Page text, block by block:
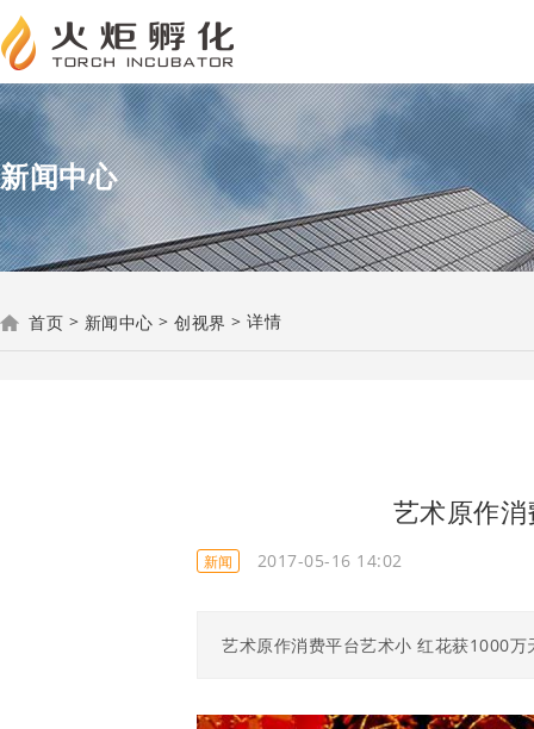
新闻中心
首页 > 新闻中心 > 创视界 > 详情
艺术原作
新闻 2017-05-16 14:02
艺术原作消费平台艺术小 红花获1000万